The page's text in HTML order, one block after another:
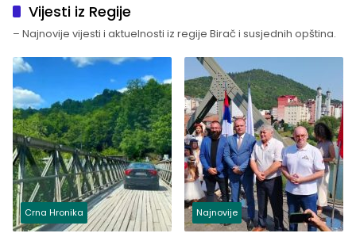
Vijesti iz Regije
– Najnovije vijesti i aktuelnosti iz regije Birač i susjednih opština.
Crna Hronika Najnovije